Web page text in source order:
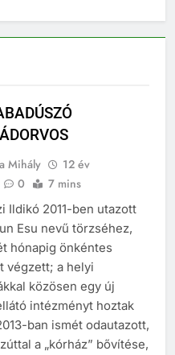
Mihály
12 év
0 7 mins
Ildikó 2011-ben utazott
Esu nevű törzséhez,
hónapig önkéntes
végzett; a helyi
közösen egy új
intézményt hoztak
ban ismét odautazott,
a „kórház” bővítése,